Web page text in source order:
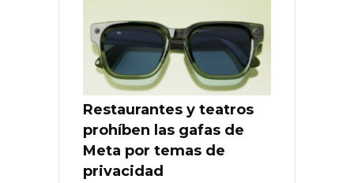
Restaurantes y teatros
prohíben las gafas de
Meta por temas de
privacidad